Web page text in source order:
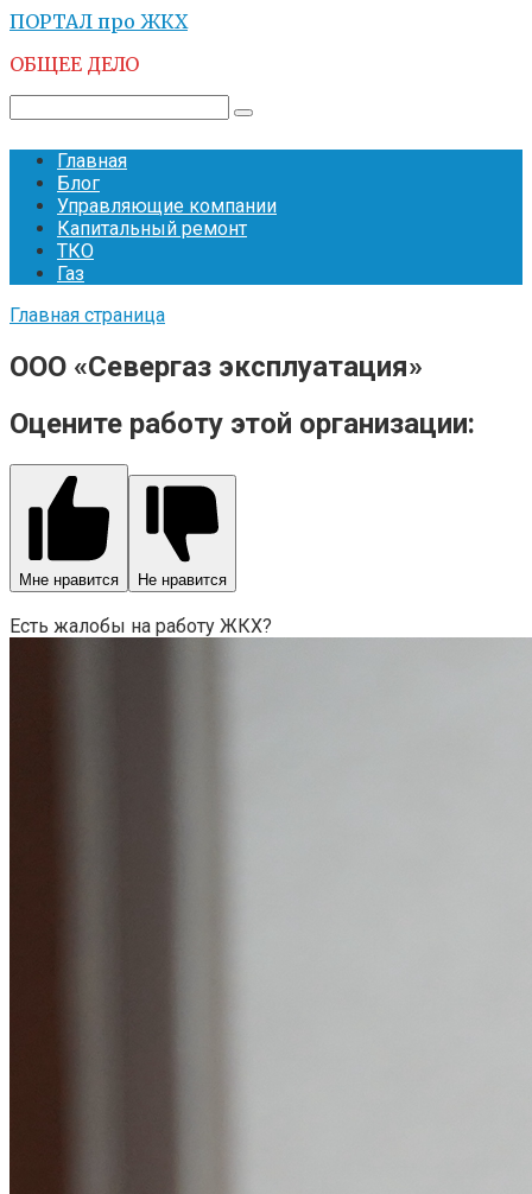
Перейти
контенту
ПОРТАЛ про ЖКХ
ОБЩЕЕ ДЕЛО
Главная
Блог
Управляющие компании
Капитальный ремонт
ТКО
Газ
Главная страница
ООО «Севергаз эксплуатация»
Оцените работу этой организации:
Мне нравится Не нравится
Есть жалобы на работу ЖКХ?